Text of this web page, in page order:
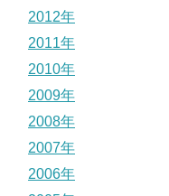
2012年
2011年
2010年
2009年
2008年
2007年
2006年